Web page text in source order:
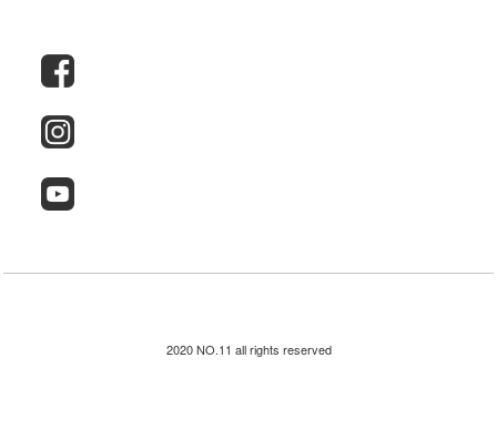
2020 NO.11 all rights reserved